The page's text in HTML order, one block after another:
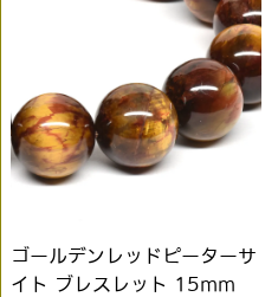
ゴールデンレッドピーターサ
イト ブレスレット 15mm